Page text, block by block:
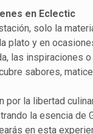
en Eclectic
solo la
plato y en
las inspiraciones
sabores,
por la libertad
la esencia de
en esta